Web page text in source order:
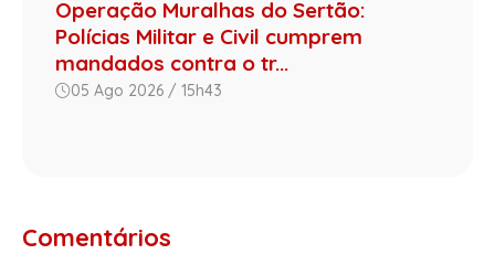
Operação Muralhas do Sertão:
Polícias Militar e Civil cumprem
mandados contra o tr...
05 Ago 2026 / 15h43
Comentários